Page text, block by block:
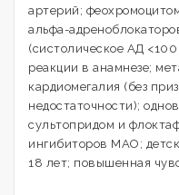
артерий;
альфа-
(систолическое АД
реакции в анамнезе;
кардиомегалия (без
недостаточности);
сультопридом и
ингибиторов МАО;
18 лет; повышенная